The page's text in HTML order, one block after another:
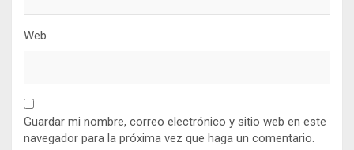
Web
Guardar mi nombre, correo electrónico y sitio web en este
navegador para la próxima vez que haga un comentario.